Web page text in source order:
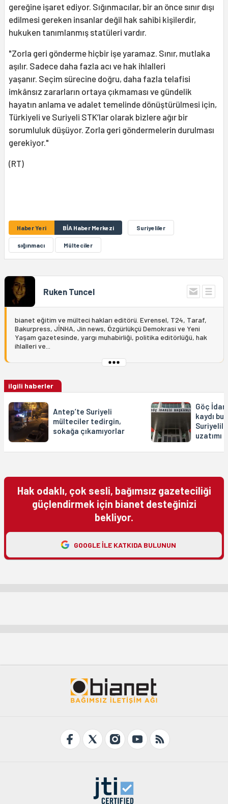
gereğine işaret ediyor. Sığınmacılar, bir an önce sınır dışı
edilmesi gereken insanlar değil hak sahibi kişilerdir,
hukuken tanımlanmış statüleri vardır.
"Zorla geri gönderme hiçbir işe yaramaz. Sınır, mutlaka
aşılır. Sadece daha fazla acı ve hak ihlalleri
yaşanır. Seçim sürecine doğru, daha fazla telafisi
imkânsız zararların ortaya çıkmaması ve gündelik
hayatın anlama ve adalet temelinde dönüştürülmesi için,
Türkiyeli ve Suriyeli STK’lar olarak bizlere ağır bir
sorumluluk düşüyor. Zorla geri göndermelerin durulması
gerekiyor."
(RT)
Haber Yeri BİA Haber Merkezi Suriyeliler
sığınmacı Mülteciler
Ruken Tuncel
bianet eğitim ve mülteci hakları editörü. Evrensel, T24, Taraf,
Bakurpress, JİNHA, Jin news, Özgürlükçü Demokrasi ve Yeni
Yaşam gazetesinde, yargı muhabirliği, politika editörlüğü, hak
ihlalleri ve...
ilgili haberler
Antep’te Suriyeli
mülteciler tedirgin,
sokağa çıkamıyorlar
Göç
kaydı
uzatımı
Hak odaklı, çok sesli, bağımsız gazeteciliği
güçlendirmek için bianet desteğinizi
bekliyor.
GOOGLE ILE KATKIDA BULUNUN